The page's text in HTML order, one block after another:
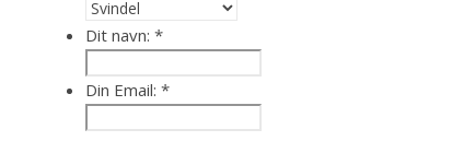
Dit navn: *
Din Email: *